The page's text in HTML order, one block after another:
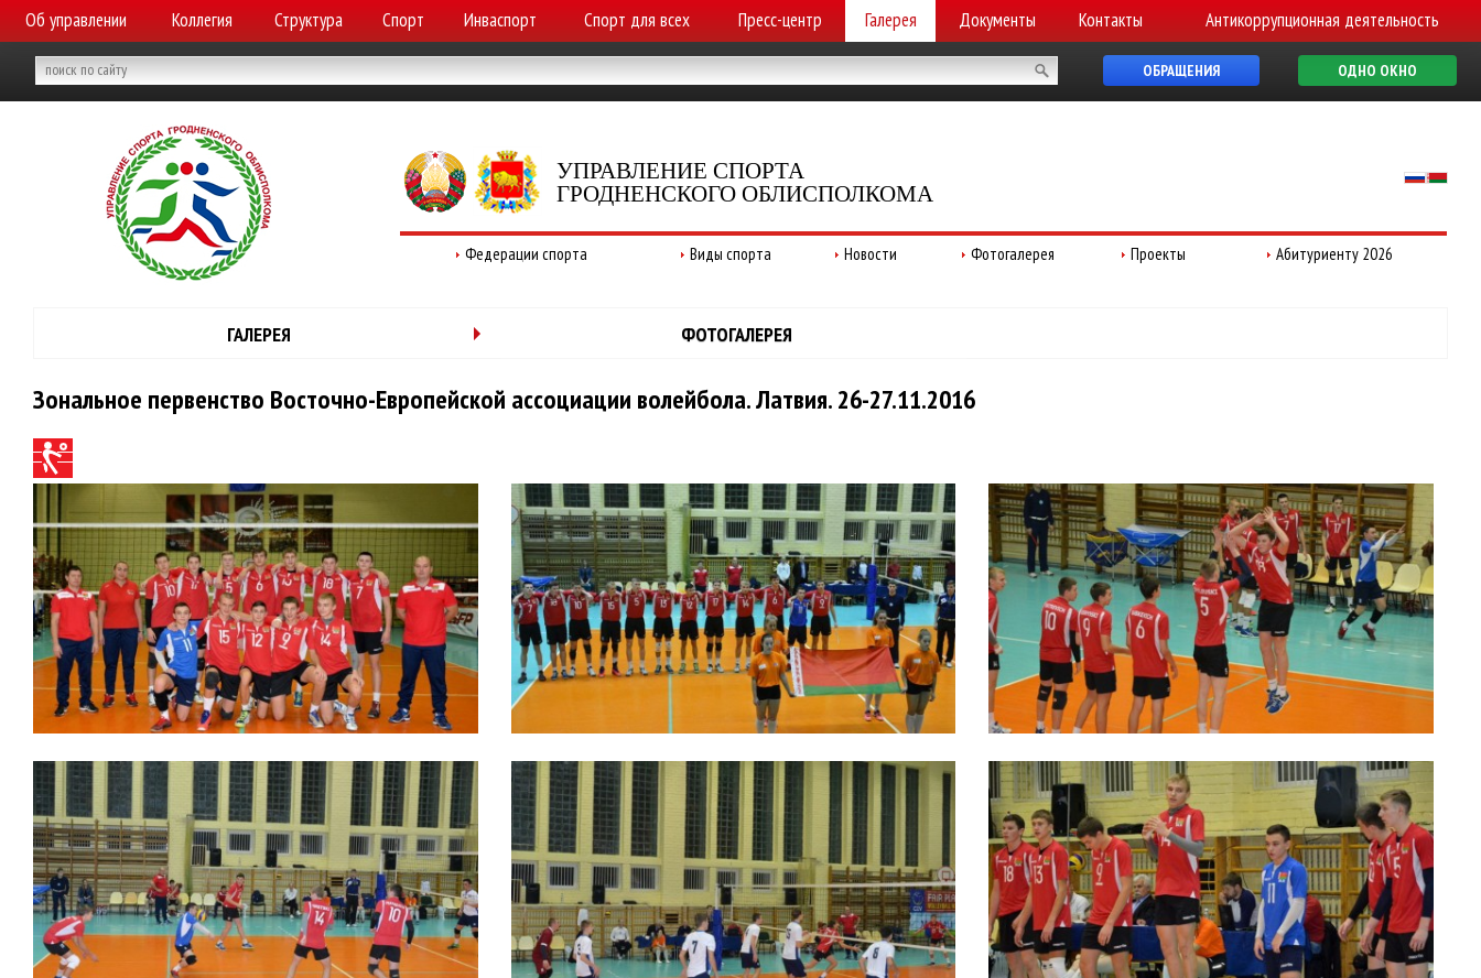
Об управлении Коллегия Структура Спорт Инваспорт Спорт для всех Пресс-центр Галерея Документы Контакты Антикоррупционная деятельность
ОБРАЩЕНИЯ ОДНО ОКНО
УПРАВЛЕНИЕ СПОРТА
ГРОДНЕНСКОГО ОБЛИСПОЛКОМА
Федерации спорта Виды спорта Новости Фотогалерея Проекты Абитуриенту 2026
ГАЛЕРЕЯ ФОТОГАЛЕРЕЯ
Зональное первенство Восточно-Европейской ассоциации волейбола. Латвия. 26-27.11.2016